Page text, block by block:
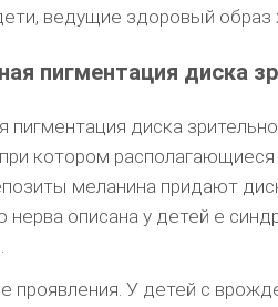
ведущие здоровый образ
пигментация диска
пигментация диска
котором
меланина придают
нерва описана у детей е
проявления. У детей с